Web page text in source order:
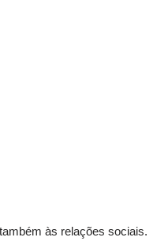
às relações sociais.